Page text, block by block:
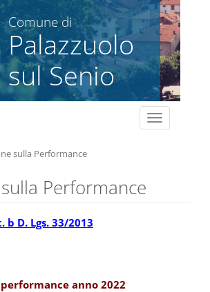
Comune di
Palazzuolo
sul Senio
Toggle
navigation
sulla Performance
Performance
b D. Lgs. 33/2013
anno 2022